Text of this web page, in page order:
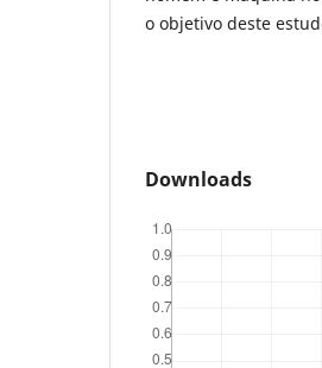
o objetivo deste
Downloads